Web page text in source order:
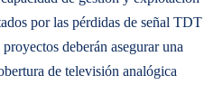
por las pérdidas de señal TDT
deberán asegurar una
de televisión analógica